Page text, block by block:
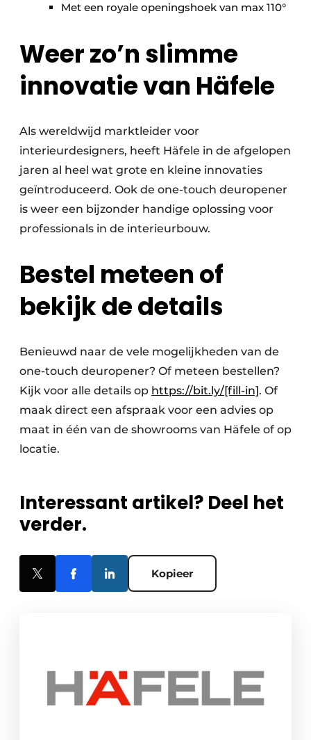
Met een royale openingshoek van max 110°
Weer zo’n slimme
innovatie van Häfele
Als wereldwijd marktleider voor
interieurdesigners, heeft Häfele in de afgelopen
jaren al heel wat grote en kleine innovaties
geïntroduceerd. Ook de one-touch deuropener
is weer een bijzonder handige oplossing voor
professionals in de interieurbouw.
Bestel meteen of
bekijk de details
Benieuwd naar de vele mogelijkheden van de
one-touch deuropener? Of meteen bestellen?
Kijk voor alle details op https://bit.ly/[fill-in]. Of
maak direct een afspraak voor een advies op
maat in één van de showrooms van Häfele of op
locatie.
Interessant artikel? Deel het
verder.
Kopieer